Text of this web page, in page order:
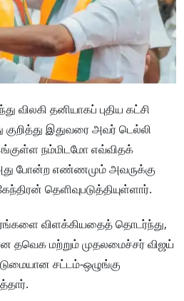
விலகி தனியாகப் புதிய கட்சி
இதுவரை அவர் டெல்லி
நம்மிடமோ எவ்விதக்
போன்ற எண்ணமும் அவருக்கு
தெளிவுபடுத்தியுள்ளார்.
விளக்கியதைத் தொடர்ந்து,
தவெக மற்றும் முதலமைச்சர் விஜய்
சட்டம்-ஒழுங்கு